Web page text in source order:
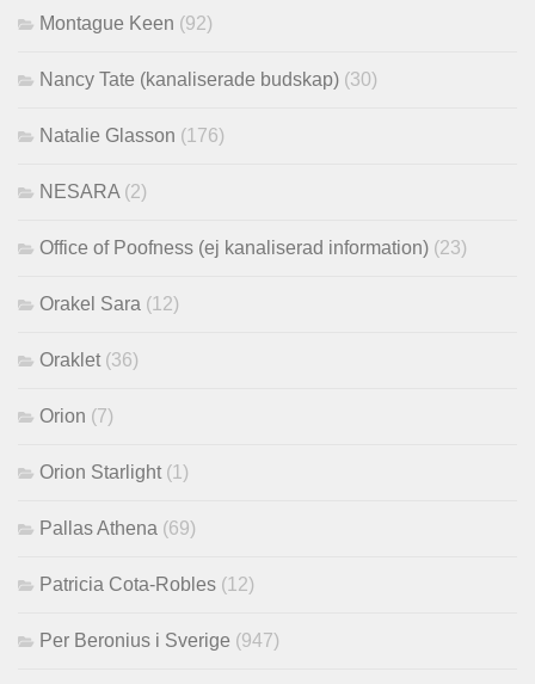
Montague Keen (92)
Nancy Tate (kanaliserade budskap) (30)
Natalie Glasson (176)
NESARA (2)
Office of Poofness (ej kanaliserad information) (23)
Orakel Sara (12)
Oraklet (36)
Orion (7)
Orion Starlight (1)
Pallas Athena (69)
Patricia Cota-Robles (12)
Per Beronius i Sverige (947)